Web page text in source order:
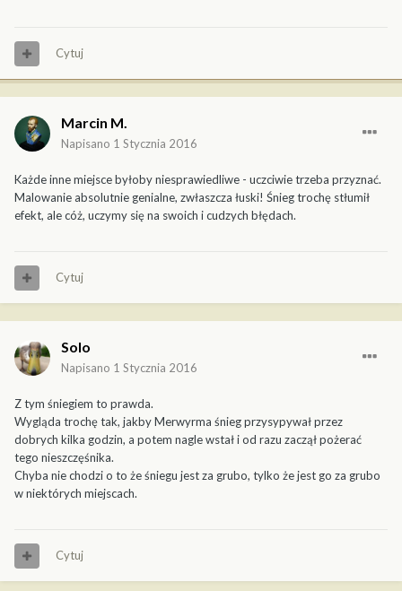
Cytuj
Marcin M.
Napisano 1 Stycznia 2016
Każde inne miejsce byłoby niesprawiedliwe - uczciwie trzeba przyznać.
Malowanie absolutnie genialne, zwłaszcza łuski! Śnieg trochę stłumił
efekt, ale cóż, uczymy się na swoich i cudzych błędach.
Cytuj
Solo
Napisano 1 Stycznia 2016
Z tym śniegiem to prawda.
Wygląda trochę tak, jakby Merwyrma śnieg przysypywał przez
dobrych kilka godzin, a potem nagle wstał i od razu zaczął pożerać
tego nieszczęśnika.
Chyba nie chodzi o to że śniegu jest za grubo, tylko że jest go za grubo
w niektórych miejscach.
Cytuj